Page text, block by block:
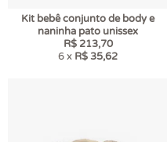
Kit bebê conjunto de body e
naninha pato unissex
R$ 213,70
6 x R$ 35,62